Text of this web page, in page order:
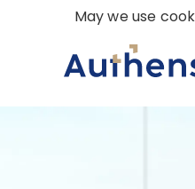
May we use